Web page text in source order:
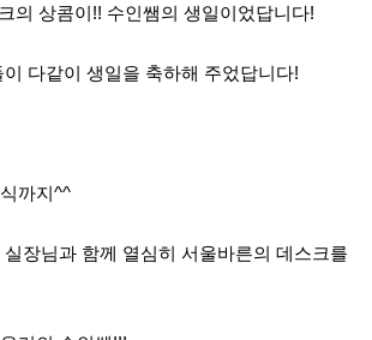
의 상콤이!! 수인쌤의 생일이었답니다!
다같이 생일을 축하해 주었답니다!
까지^^
장님과 함께 열심히 서울바른의 데스크를